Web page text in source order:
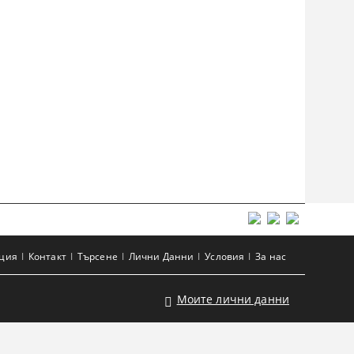
Контакт Търсене Лични Данни Условия За нас
Моите лични данни